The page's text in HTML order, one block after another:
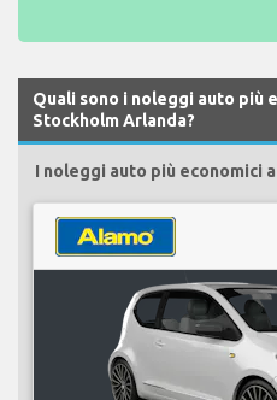
Quali sono i noleggi auto più
Stockholm Arlanda?
I noleggi auto più economici